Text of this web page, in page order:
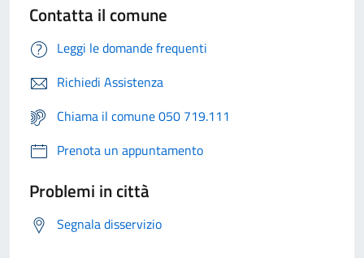
Contatta il comune
Leggi le domande frequenti
Richiedi Assistenza
Chiama il comune 050 719.111
Prenota un appuntamento
Problemi in città
Segnala disservizio